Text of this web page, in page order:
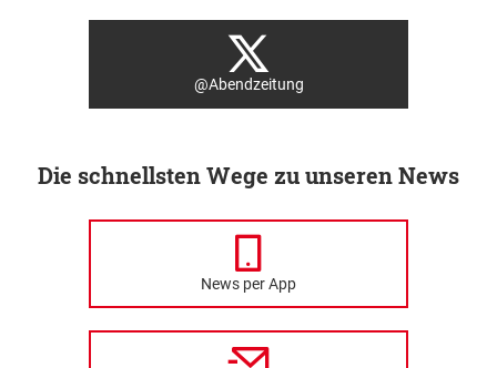
@Abendzeitung
Die schnellsten Wege zu unseren News
News per App